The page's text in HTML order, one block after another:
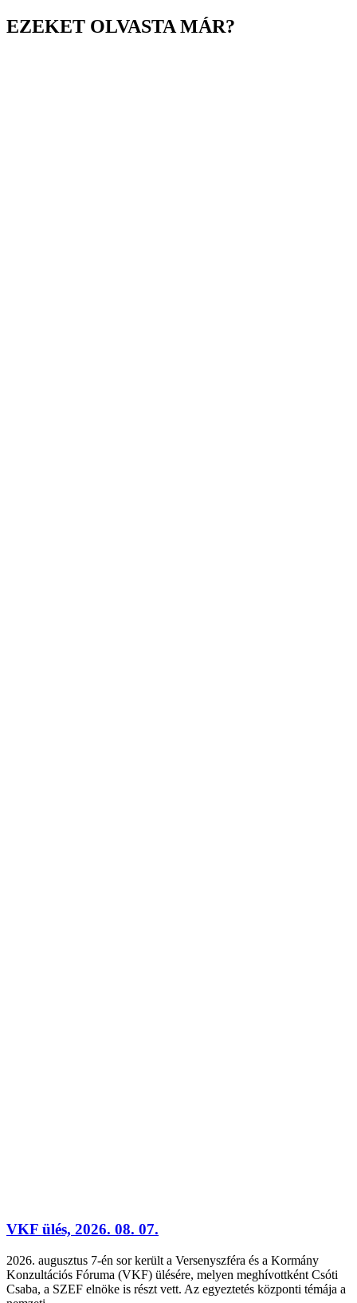
EZEKET OLVASTA MÁR?
VKF ülés, 2026. 08. 07.
2026. augusztus 7-én sor került a Versenyszféra és a Kormány
Konzultációs Fóruma (VKF) ülésére, melyen meghívottként Csóti
Csaba, a SZEF elnöke is részt vett. Az egyeztetés központi témája a